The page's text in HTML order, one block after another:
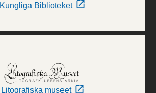
Kungliga Biblioteket
Litografiska museet